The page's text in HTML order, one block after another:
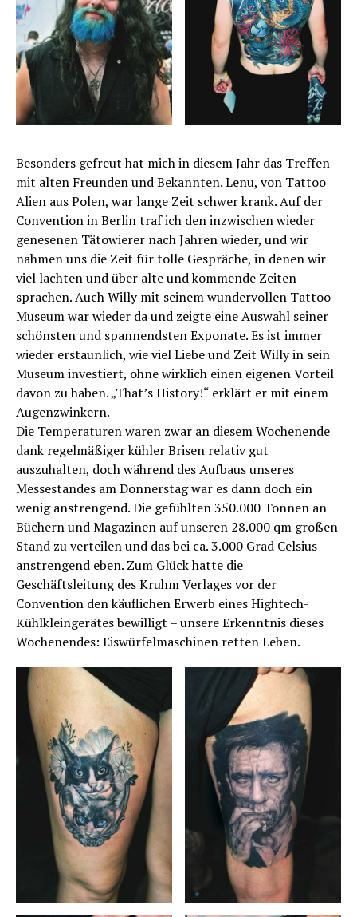
Besonders gefreut hat mich in diesem Jahr das Treffen
mit alten Freunden und Bekannten. Lenu, von Tattoo
Alien aus Polen, war lange Zeit schwer krank. Auf der
Convention in Berlin traf ich den inzwischen wieder
genesenen Tätowierer nach Jahren wieder, und wir
nahmen uns die Zeit für tolle Gespräche, in denen wir
viel lachten und über alte und kommende Zeiten
sprachen. Auch Willy mit seinem wundervollen Tattoo-
Museum war wieder da und zeigte eine Auswahl seiner
schönsten und spannendsten Exponate. Es ist immer
wieder erstaunlich, wie viel Liebe und Zeit Willy in sein
Museum investiert, ohne wirklich einen eigenen Vorteil
davon zu haben. „That’s History!“ erklärt er mit einem
Augenzwinkern.
Die Temperaturen waren zwar an diesem Wochenende
dank regelmäßiger kühler Brisen relativ gut
auszuhalten, doch während des Aufbaus unseres
Messestandes am Donnerstag war es dann doch ein
wenig anstrengend. Die gefühlten 350.000 Tonnen an
Büchern und Magazinen auf unseren 28.000 qm großen
Stand zu verteilen und das bei ca. 3.000 Grad Celsius –
anstrengend eben. Zum Glück hatte die
Geschäftsleitung des Kruhm Verlages vor der
Convention den käuflichen Erwerb eines Hightech-
Kühlkleingerätes bewilligt – unsere Erkenntnis dieses
Wochenendes: Eiswürfelmaschinen retten Leben.